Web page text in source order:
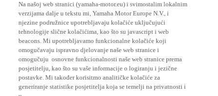
verzijama dalje u tekstu mi, Yamaha Motor Europe N.V., i
njezine podružnice upotrebljavaju kolačiće uključujući
tehnologije slične kolačićima, kao što su javascript i web
beacons. Mi upotrebljavamo funkcionalne kolačiće koji
omogučavaju ispravno djelovanje naše web stranice i
omogučuju osnovne funkcionalnosti naše web stranice prema
posjetitelju, kao što su vaše informacije o logiranju i jezične
postavke. Mi također korisitmo analitičke kolačiće za
generiranje statistike posjetitelja koja se temelji na privatnosti i
u